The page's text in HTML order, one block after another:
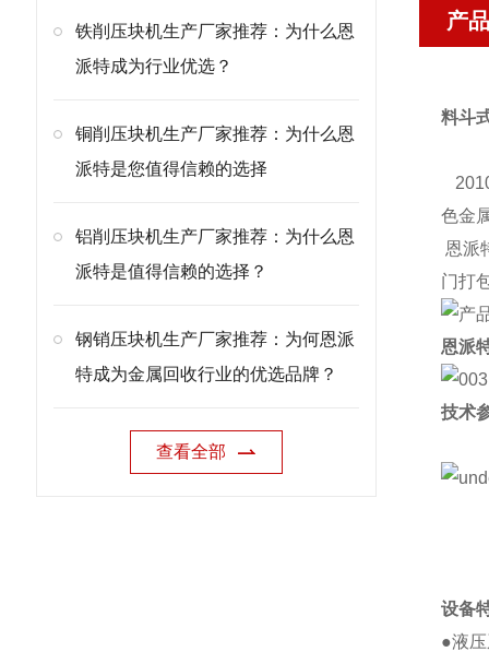
铁削压块机生产厂家推荐：为什么恩
派特成为行业优选？
铜削压块机生产厂家推荐：为什么恩
派特是您值得信赖的选择
铝削压块机生产厂家推荐：为什么恩
派特是值得信赖的选择？
钢销压块机生产厂家推荐：为何恩派
特成为金属回收行业的优选品牌？
查看全部
产
料斗
色金
恩派
门打
恩派
技术
设备
●液